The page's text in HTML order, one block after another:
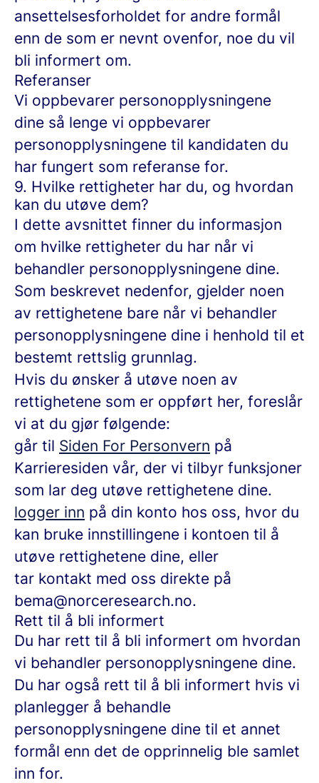
ansettelsesforholdet for andre formål
enn de som er nevnt ovenfor, noe du vil
bli informert om.
Referanser
Vi oppbevarer personopplysningene
dine så lenge vi oppbevarer
personopplysningene til kandidaten du
har fungert som referanse for.
9. Hvilke rettigheter har du, og hvordan
kan du utøve dem?
I dette avsnittet finner du informasjon
om hvilke rettigheter du har når vi
behandler personopplysningene dine.
Som beskrevet nedenfor, gjelder noen
av rettighetene bare når vi behandler
personopplysningene dine i henhold til et
bestemt rettslig grunnlag.
Hvis du ønsker å utøve noen av
rettighetene som er oppført her, foreslår
vi at du gjør følgende:
går til Siden For Personvern på
Karrieresiden vår, der vi tilbyr funksjoner
som lar deg utøve rettighetene dine.
logger inn på din konto hos oss, hvor du
kan bruke innstillingene i kontoen til å
utøve rettighetene dine, eller
tar kontakt med oss direkte på
bema@norceresearch.no.
Rett til å bli informert
Du har rett til å bli informert om hvordan
vi behandler personopplysningene dine.
Du har også rett til å bli informert hvis vi
planlegger å behandle
personopplysningene dine til et annet
formål enn det de opprinnelig ble samlet
inn for.